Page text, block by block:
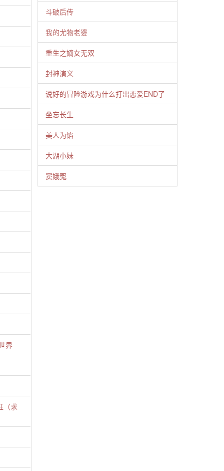
界
（求
斗破后传
我的尤物老婆
重生之嫡女无双
封神演义
说好的冒险游戏为什么打出恋爱END了
坐忘长生
美人为馅
大湖小妹
窦娥冤